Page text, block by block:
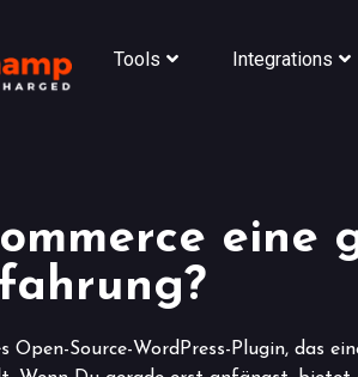
Tools Integrations
eine
Open-Source-WordPress-Plugin, das